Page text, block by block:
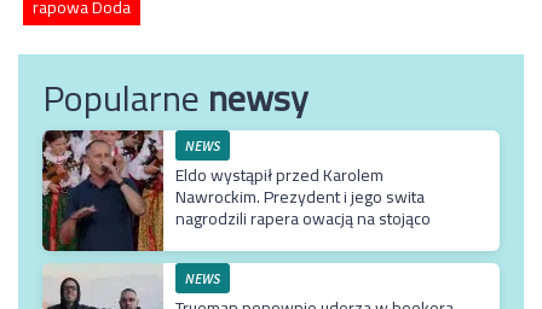
rapowa Doda
Popularnenewsy
NEWS
Eldo wystąpił przed Karolem
Nawrockim. Prezydent i jego swita
nagrodzili rapera owacją na stojąco
NEWS